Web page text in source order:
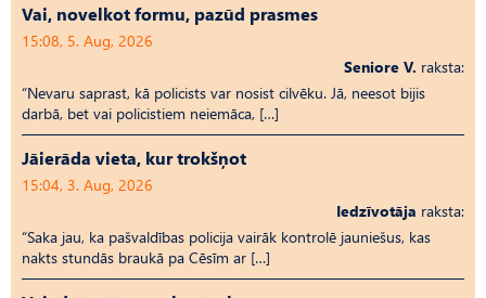
Vai, novelkot formu, pazūd prasmes
15:08, 5. Aug, 2026
Seniore V. raksta:
“Nevaru saprast, kā policists var nosist cilvēku. Jā, neesot bijis
darbā, bet vai policistiem neiemāca, […]
Jāierāda vieta, kur trokšņot
15:04, 3. Aug, 2026
Iedzīvotāja raksta:
“Saka jau, ka pašvaldības policija vairāk kontrolē jauniešus, kas
nakts stundās braukā pa Cēsīm ar […]